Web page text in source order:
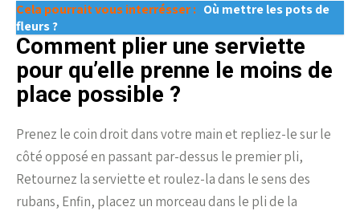
Cela pourrait vous interrésser : Où mettre les pots de
fleurs ?
Comment plier une serviette
pour qu’elle prenne le moins de
place possible ?
Prenez le coin droit dans votre main et repliez-le sur le
côté opposé en passant par-dessus le premier pli,
Retournez la serviette et roulez-la dans le sens des
rubans, Enfin, placez un morceau dans le pli de la